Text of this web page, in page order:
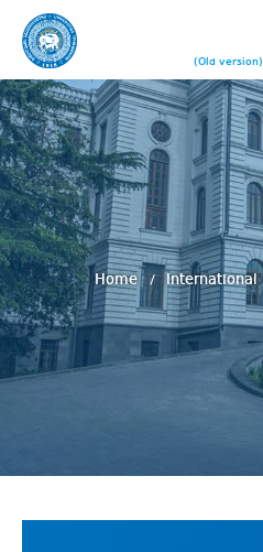
(Old version)
Home International